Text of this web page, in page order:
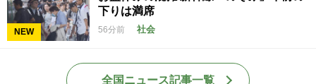
NEW
下りは満席
56分前 社会
全国ニュース記事一覧